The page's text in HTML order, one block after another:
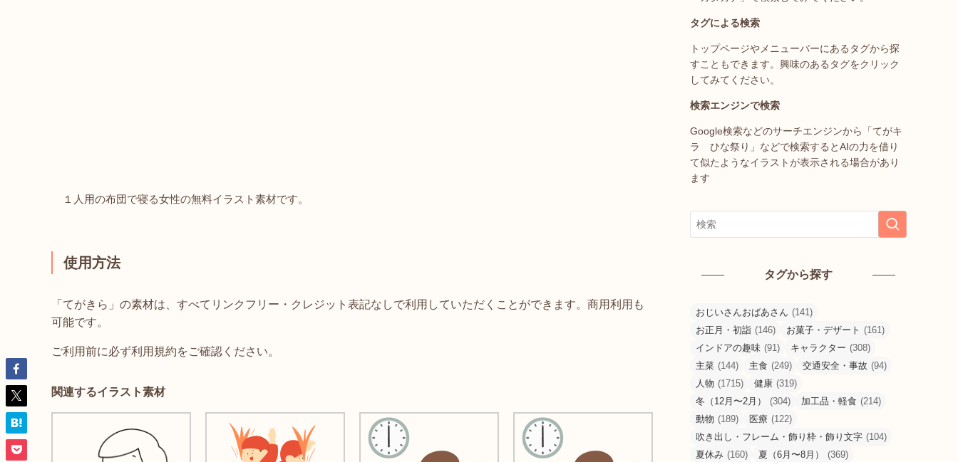
１人用の布団で寝る女性の無料イラスト素材です。
使用方法
「てがきら」の素材は、すべてリンクフリー・クレジット表記なしで利用していただくことができます。商用利用も
可能です。
ご利用前に必ず利用規約をご確認ください。
関連するイラスト素材
タグによる検索
トップページやメニューバーにあるタグから探
すこともできます。興味のあるタグをクリック
してみてください。
検索エンジンで検索
Google検索などのサーチエンジンから「てがキ
ラ ひな祭り」などで検索するとAIの力を借り
て似たようなイラストが表示される場合があり
ます
タグから探す
おじいさんおばあさん (141)
お正月・初詣 (146) お菓子・デザート (161)
インドアの趣味 (91) キャラクター (308)
主菜 (144) 主食 (249) 交通安全・事故 (94)
人物 (1715) 健康 (319)
冬（12月〜2月）
(304) 加工品・軽食 (214)
動物 (189) 医療 (122)
吹き出し・フレーム・飾り枠・飾り文字 (104)
夏休み (160) 夏（6月〜8月）
(369)